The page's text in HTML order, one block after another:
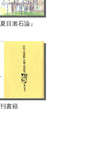
目漱石論』
書籍